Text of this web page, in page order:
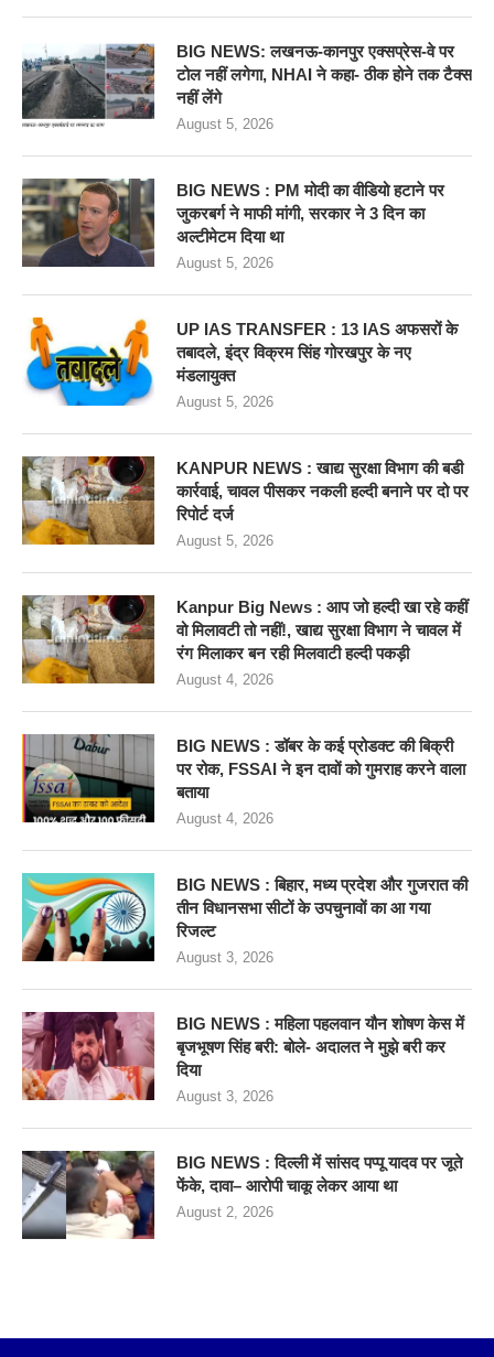
BIG NEWS: लखनऊ-कानपुर एक्सप्रेस-वे पर
टोल नहीं लगेगा, NHAI ने कहा- ठीक होने तक टैक्स
नहीं लेंगे
August 5, 2026
BIG NEWS : PM मोदी का वीडियो हटाने पर
जुकरबर्ग ने माफी मांगी, सरकार ने 3 दिन का
अल्टीमेटम दिया था
August 5, 2026
UP IAS TRANSFER : 13 IAS अफसरों के
तबादले, इंद्र विक्रम सिंह गोरखपुर के नए
मंडलायुक्त
August 5, 2026
KANPUR NEWS : खाद्य सुरक्षा विभाग की बडी
कार्रवाई, चावल पीसकर नकली हल्दी बनाने पर दो पर
रिपोर्ट दर्ज
August 5, 2026
Kanpur Big News : आप जो हल्दी खा रहे कहीं
वो मिलावटी तो नहीं!, खाद्य सुरक्षा विभाग ने चावल में
रंग मिलाकर बन रही मिलवाटी हल्दी पकड़ी
August 4, 2026
BIG NEWS : डॉबर के कई प्रोडक्ट की बिक्री
पर रोक, FSSAI ने इन दावों को गुमराह करने वाला
बताया
August 4, 2026
BIG NEWS : बिहार, मध्य प्रदेश और गुजरात की
तीन विधानसभा सीटों के उपचुनावों का आ गया
रिजल्ट
August 3, 2026
BIG NEWS : महिला पहलवान यौन शोषण केस में
बृजभूषण सिंह बरी: बोले- अदालत ने मुझे बरी कर
दिया
August 3, 2026
BIG NEWS : दिल्ली में सांसद पप्पू यादव पर जूते
फेंके, दावा– आरोपी चाकू लेकर आया था
August 2, 2026